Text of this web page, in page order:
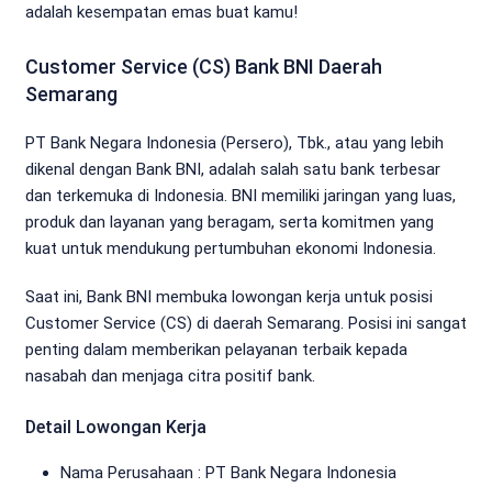
adalah kesempatan emas buat kamu!
Customer Service (CS) Bank BNI Daerah
Semarang
PT Bank Negara Indonesia (Persero), Tbk., atau yang lebih
dikenal dengan Bank BNI, adalah salah satu bank terbesar
dan terkemuka di Indonesia. BNI memiliki jaringan yang luas,
produk dan layanan yang beragam, serta komitmen yang
kuat untuk mendukung pertumbuhan ekonomi Indonesia.
Saat ini, Bank BNI membuka lowongan kerja untuk posisi
Customer Service (CS) di daerah Semarang. Posisi ini sangat
penting dalam memberikan pelayanan terbaik kepada
nasabah dan menjaga citra positif bank.
Detail Lowongan Kerja
Nama Perusahaan : PT Bank Negara Indonesia